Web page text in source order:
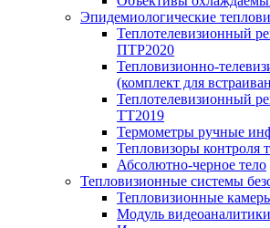
Эпидемиологические
Теплотелевизионный
ПТР2020
Тепловизионно-
(комплект для
Теплотелевизионный
ТТ2019
Термометры ручные
Тепловизоры контроля
Абсолютно-черное тело
Тепловизионные системы
Тепловизионные
Модуль видеоаналитики